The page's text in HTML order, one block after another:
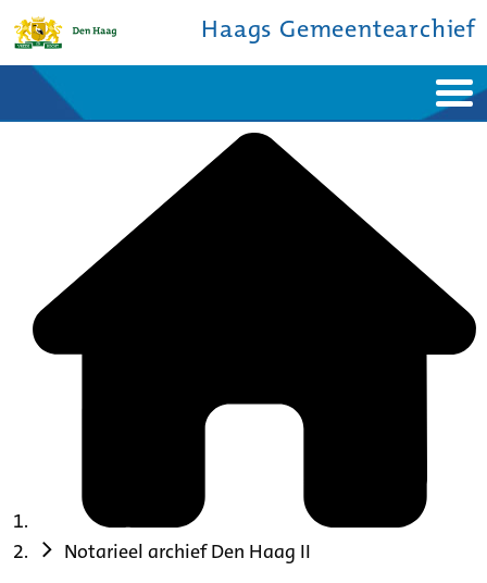
Haags Gemeentearchief
Bronnen en collecties
Notarieel archief Den Haag II